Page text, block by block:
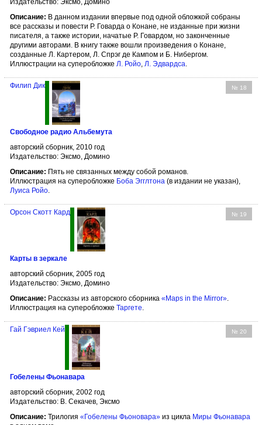
Издательство: Эксмо, Домино
Описание: В данном издании впервые под одной обложкой собраны
все рассказы и повести Р. Говарда о Конане, не изданные при жизни
писателя, а также истории, начатые Р. Говардом, но законченные
другими авторами. В книгу также вошли произведения о Конане,
созданные Л. Картером, Л. Спрэг де Кампом и Б. Нибергом.
Иллюстрации на суперобложке Л. Ройо, Л. Эдвардса.
№ 18
Филип Дик
Свободное радио Альбемута
авторский сборник, 2010 год
Издательство: Эксмо, Домино
Описание: Пять не связанных между собой романов.
Иллюстрация на суперобложке Боба Эгглтона (в издании не указан),
Луиса Ройо
№ 19
Орсон Скотт Кард
Карты в зеркале
авторский сборник, 2005 год
Издательство: Эксмо, Домино
Описание: Рассказы из авторского сборника «Maps in the Mirror».
Иллюстрация на суперобложке Таргете.
№ 20
Гай Гэвриел Кей
Гобелены Фьонавара
авторский сборник, 2002 год
Издательство: В. Секачев, Эксмо
Описание: Трилогия «Гобелены Фьоновара» из цикла Миры Фьонавара